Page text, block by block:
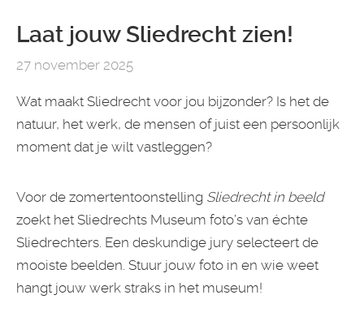
Laat jouw Sliedrecht zien!
27 november 2025
Wat maakt Sliedrecht voor jou bijzonder? Is het de
natuur, het werk, de mensen of juist een persoonlijk
moment dat je wilt vastleggen?
Voor de zomertentoonstelling Sliedrecht in beeld
zoekt het Sliedrechts Museum foto’s van échte
Sliedrechters. Een deskundige jury selecteert de
mooiste beelden. Stuur jouw foto in en wie weet
hangt jouw werk straks in het museum!